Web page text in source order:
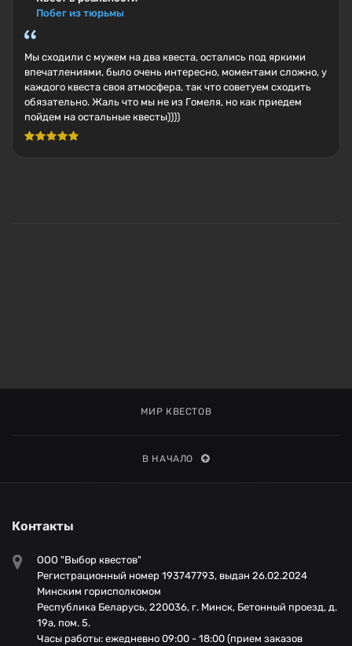
Побег из тюрьмы
Мы сходили с мужем на два квеста, остались под яркими
впечатлениями, было очень интересно, моментами сложно, у
каждого квеста своя атмосфера, так что советуем сходить
обязательно. Жаль что мы не из Гомеля, но как приедем
пойдем на остальные квесты))))
МИР КВЕСТОВ
В НАЧАЛО
Контакты
ООО "Выбор квестов"
Регистрационный номер 193747793, выдан 26.02.2024
Минским горисполкомом
Республика Беларусь, 220036, г. Минск, Бетонный проезд, д.
19а, пом. 5.
Часы работы: ежедневно 09:00 - 18:00 (прием заказов